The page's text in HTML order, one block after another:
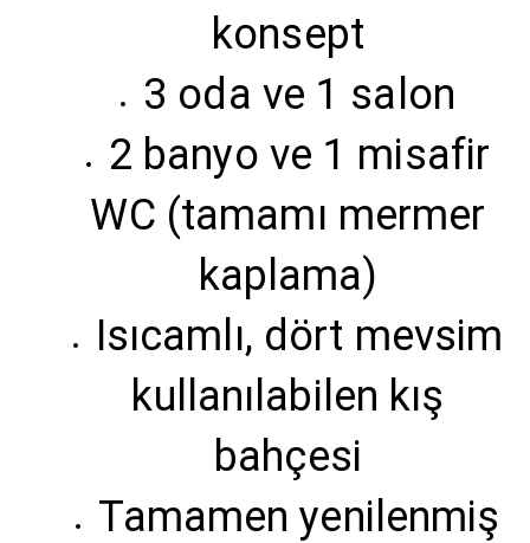
konsept
3 oda ve 1 salon
2 banyo ve 1 misafir
WC (tamamı mermer
kaplama)
Isıcamlı, dört mevsim
kullanılabilen kış
bahçesi
Tamamen yenilenmiş